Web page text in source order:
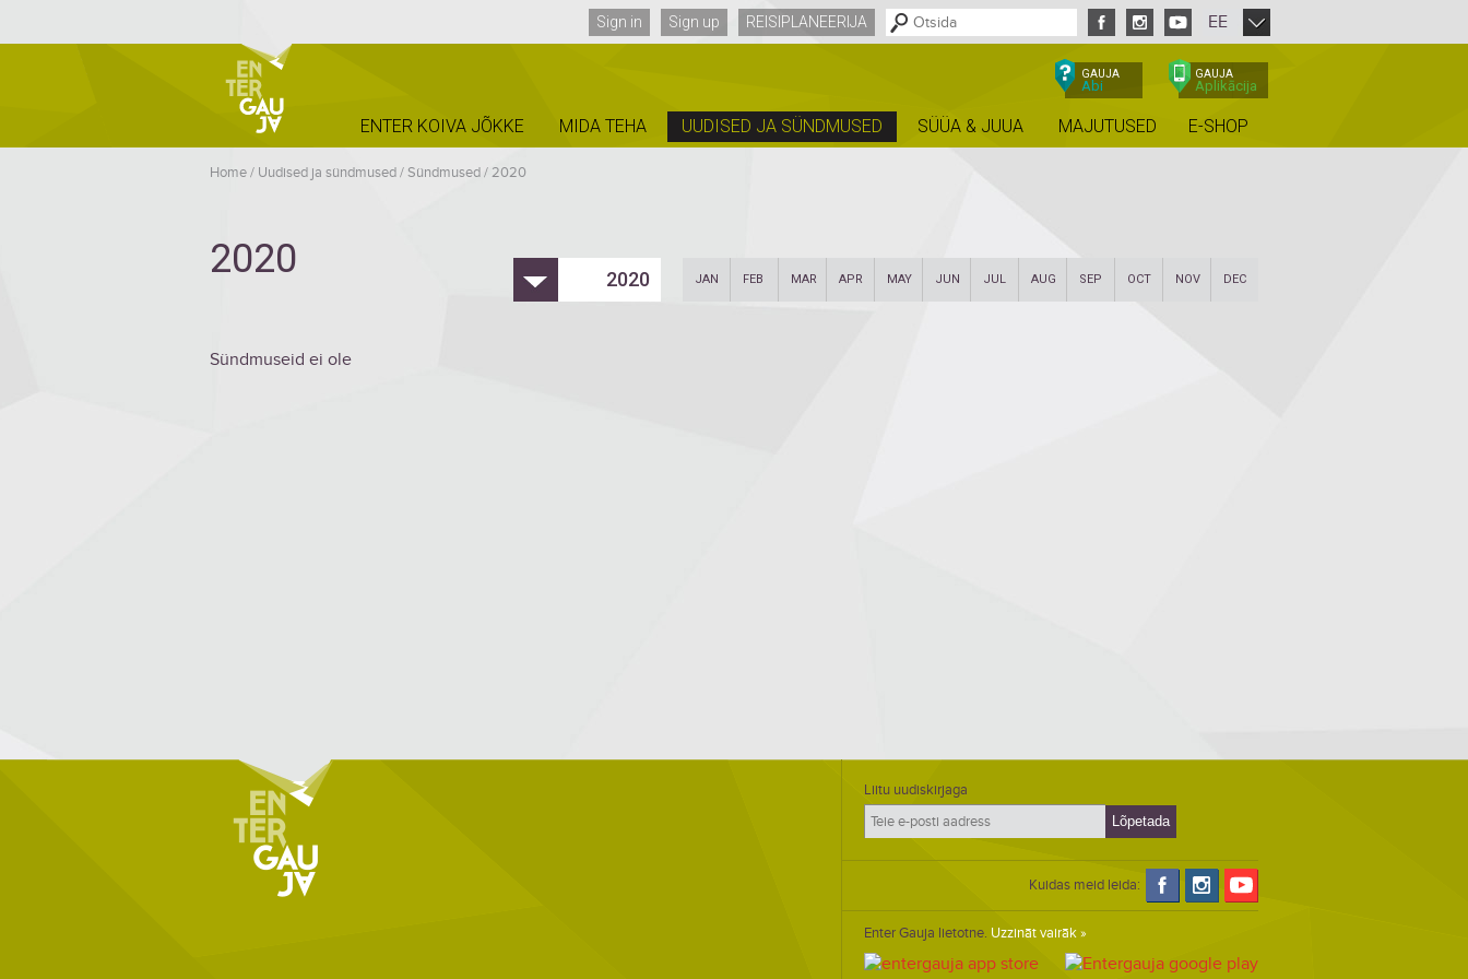
Sign in Sign up REISIPLANEERIJA EE
GAUJA
Abi
GAUJA
Aplikācija
ENTER KOIVA JÕKKE MIDA TEHA UUDISED JA SÜNDMUSED SÜÜA & JUUA MAJUTUSED E-SHOP
Home/ Uudised ja sündmused/Sündmused/2020
2020 2020 JAN FEB MAR APR MAY JUN JUL AUG SEP OCT NOV DEC
Sündmuseid ei ole
Liitu uudiskirjaga
Kuidas meid leida:
Enter Gauja lietotne. Uzzināt vairāk »